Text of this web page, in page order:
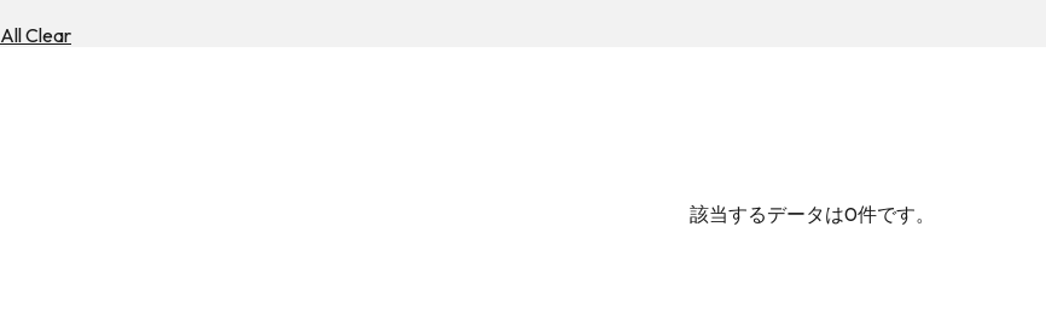
All Clear
該当するデータは0件です。